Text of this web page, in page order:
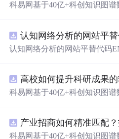
科易网基于40亿+科创知识图
新领域的AI+数智化解决方案
智能化发展。
认知网络分析的网站平替代码
高校如何提升科研成果
科易网基于40亿+科创知识图
新领域的AI+数智化解决方案
智能化发展。
科易网基于40亿+科创知识图